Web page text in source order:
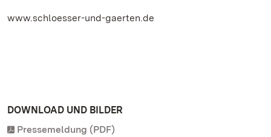
www.schloesser-und-gaerten.de
DOWNLOAD UND BILDER
Pressemeldung (PDF)